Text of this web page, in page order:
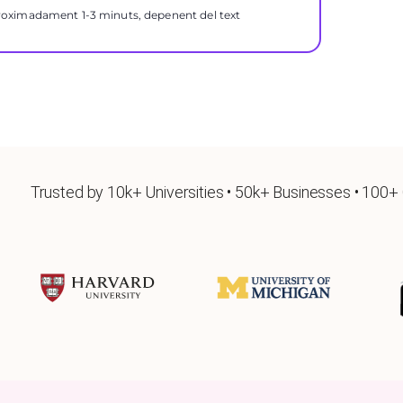
1-3 minuts, depenent del text
Trusted by 10k+ Universities • 50k+ Businesses • 100+